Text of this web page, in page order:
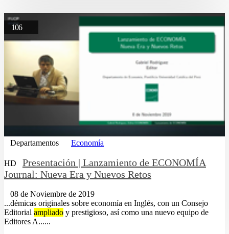
106
Departamentos Economía
HD
Presentación | Lanzamiento de ECONOMÍA
Journal: Nueva Era y Nuevos Retos
08 de Noviembre de 2019
...démicas originales sobre economía en Inglés, con un Consejo
Editorial ampliado y prestigioso, así como una nuevo equipo de
Editores A......